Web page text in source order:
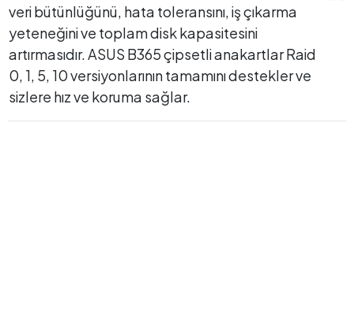
veri bütünlüğünü, hata toleransını, iş çıkarma
yeteneğini ve toplam disk kapasitesini
artırmasıdır. ASUS B365 çipsetli anakartlar Raid
0, 1, 5, 10 versiyonlarının tamamını destekler ve
sizlere hız ve koruma sağlar.